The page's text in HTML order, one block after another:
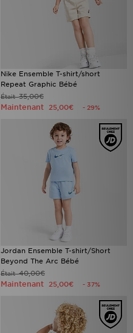
Nike Ensemble T-shirt/short
Repeat Graphic Bébé
Était35,00€
Maintenant 25,00€ - 29%
Jordan Ensemble T-shirt/Short
Beyond The Arc Bébé
Était40,00€
Maintenant 25,00€ - 37%